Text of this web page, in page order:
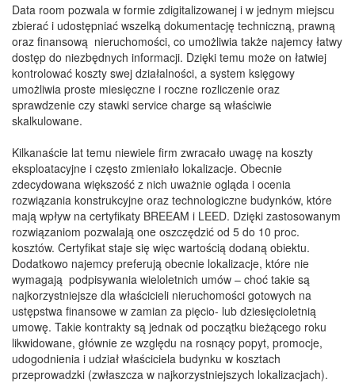
Data room pozwala w formie zdigitalizowanej i w jednym miejscu
zbierać i udostępniać wszelką dokumentację techniczną, prawną
oraz finansową nieruchomości, co umożliwia także najemcy łatwy
dostęp do niezbędnych informacji. Dzięki temu może on łatwiej
kontrolować koszty swej działalności, a system księgowy
umożliwia proste miesięczne i roczne rozliczenie oraz
sprawdzenie czy stawki service charge są właściwie
skalkulowane.
Kilkanaście lat temu niewiele firm zwracało uwagę na koszty
eksploatacyjne i często zmieniało lokalizacje. Obecnie
zdecydowana większość z nich uważnie ogląda i ocenia
rozwiązania konstrukcyjne oraz technologiczne budynków, które
mają wpływ na certyfikaty BREEAM i LEED. Dzięki zastosowanym
rozwiązaniom pozwalają one oszczędzić od 5 do 10 proc.
kosztów. Certyfikat staje się więc wartością dodaną obiektu.
Dodatkowo najemcy preferują obecnie lokalizacje, które nie
wymagają podpisywania wieloletnich umów – choć takie są
najkorzystniejsze dla właścicieli nieruchomości gotowych na
ustępstwa finansowe w zamian za pięcio- lub dziesięcioletnią
umowę. Takie kontrakty są jednak od początku bieżącego roku
likwidowane, głównie ze względu na rosnący popyt, promocje,
udogodnienia i udział właściciela budynku w kosztach
przeprowadzki (zwłaszcza w najkorzystniejszych lokalizacjach).